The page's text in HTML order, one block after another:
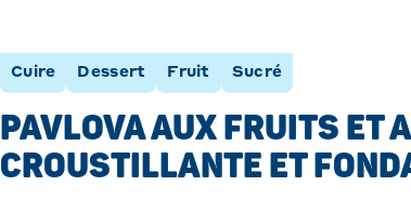
Cuire Dessert Fruit Sucré
PAVLOVA AUX FRUITS ET
CROUSTILLANTE ET